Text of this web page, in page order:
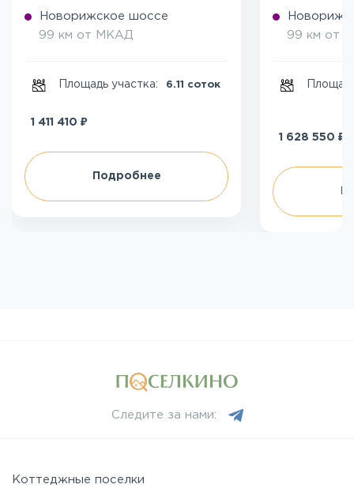
Новорижское шоссе
99 км от МКАД
Площадь участка: 6.11 соток
1 411 410 ₽
Подробнее
99 км от
1 628 550 ₽
Следите за нами:
Коттеджные поселки